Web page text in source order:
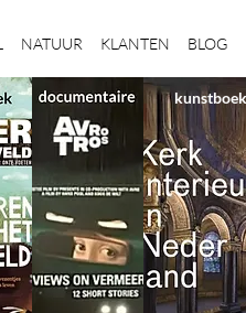
NATUUR KLANTEN BLOG
kunstboek